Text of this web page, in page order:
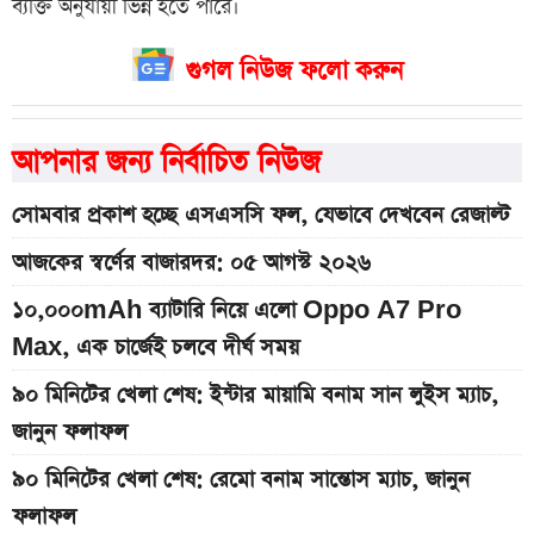
ব্যক্তি অনুযায়ী ভিন্ন হতে পারে।
গুগল নিউজ ফলো করুন
আপনার জন্য নির্বাচিত নিউজ
সোমবার প্রকাশ হচ্ছে এসএসসি ফল, যেভাবে দেখবেন রেজাল্ট
আজকের স্বর্ণের বাজারদর: ০৫ আগস্ট ২০২৬
১০,০০০mAh ব্যাটারি নিয়ে এলো Oppo A7 Pro
Max, এক চার্জেই চলবে দীর্ঘ সময়
৯০ মিনিটের খেলা শেষ: ইন্টার মায়ামি বনাম সান লুইস ম্যাচ,
জানুন ফলাফল
৯০ মিনিটের খেলা শেষ: রেমো বনাম সান্তোস ম্যাচ, জানুন
ফলাফল